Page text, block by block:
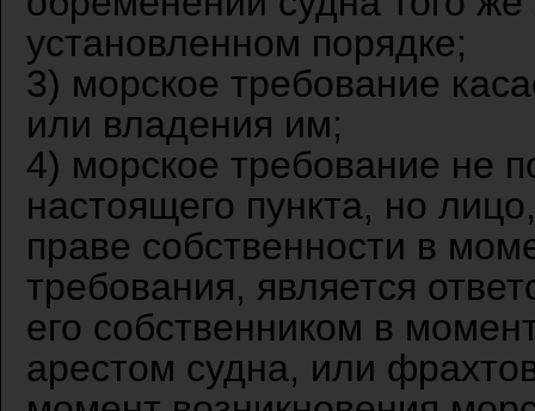
установленном порядке;
3) морское требование
или владения им;
4) морское требование не
настоящего пункта, но
праве собственности в
требования, является
его собственником в
арестом судна, или